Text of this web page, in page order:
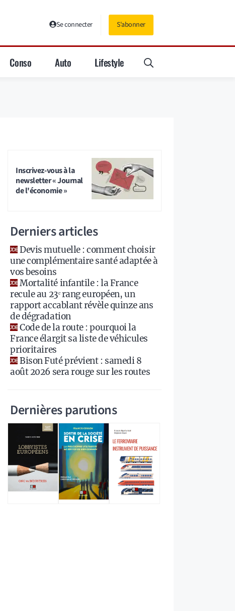
Se connecter S'abonner
Conso Auto Lifestyle
Inscrivez-vous à la
newsletter « Journal
de l'économie »
Derniers articles
Devis mutuelle : comment choisir
une complémentaire santé adaptée à
vos besoins
Mortalité infantile : la France
recule au 23ᵉ rang européen, un
rapport accablant révèle quinze ans
de dégradation
Code de la route : pourquoi la
France élargit sa liste de véhicules
prioritaires
Bison Futé prévient : samedi 8
août 2026 sera rouge sur les routes
Dernières parutions